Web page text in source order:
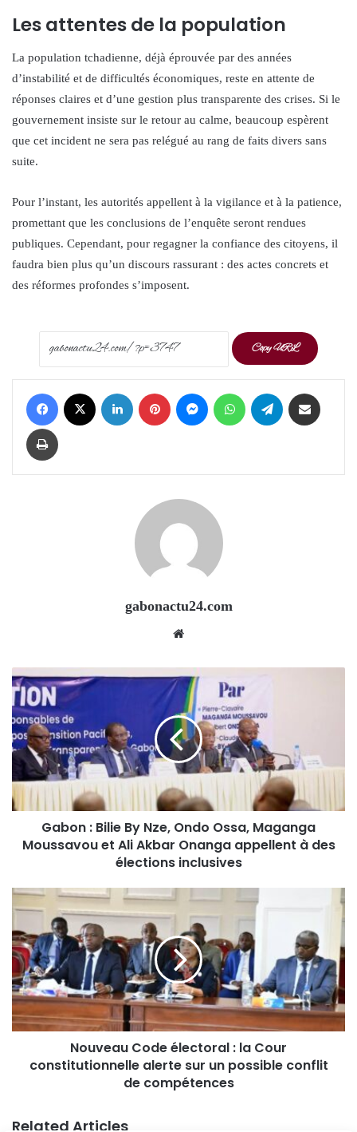
Les attentes de la population
La population tchadienne, déjà éprouvée par des années
d’instabilité et de difficultés économiques, reste en attente de
réponses claires et d’une gestion plus transparente des crises. Si le
gouvernement insiste sur le retour au calme, beaucoup espèrent
que cet incident ne sera pas relégué au rang de faits divers sans
suite.
Pour l’instant, les autorités appellent à la vigilance et à la patience,
promettant que les conclusions de l’enquête seront rendues
publiques. Cependant, pour regagner la confiance des citoyens, il
faudra bien plus qu’un discours rassurant : des actes concrets et
des réformes profondes s’imposent.
Copy URL
Facebook LinkedIn Pinterest Messenger WhatsApp Telegram
Print
gabonactu24.com
Gabon : Bilie By Nze, Ondo Ossa, Maganga
Moussavou et Ali Akbar Onanga appellent à des
élections inclusives
Nouveau Code électoral : la Cour
constitutionnelle alerte sur un possible conflit
de compétences
Related Articles